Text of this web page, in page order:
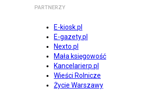
PARTNERZY
E-kiosk.pl
E-gazety.pl
Nexto.pl
Mała księgowość
Kancelarierp.pl
Wieści Rolnicze
Życie Warszawy